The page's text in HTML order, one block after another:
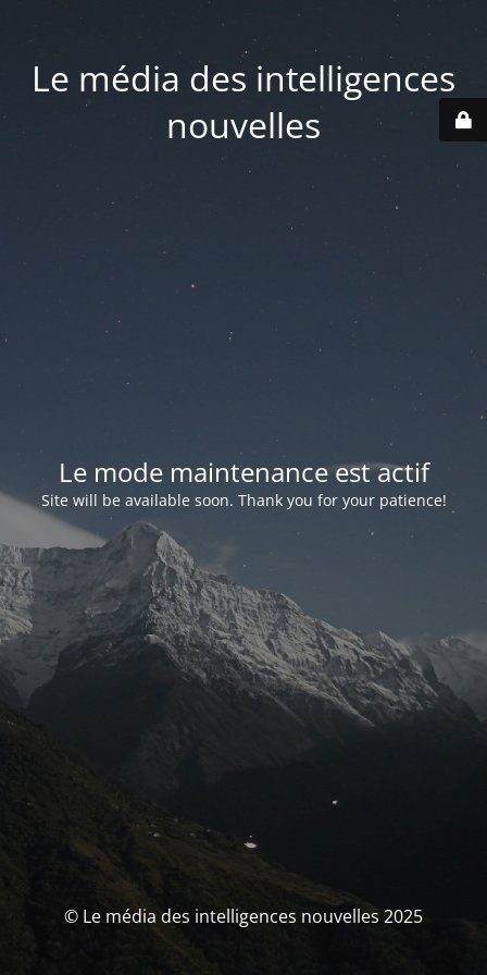
Le média des intelligences
nouvelles
Le mode maintenance est actif
Site will be available soon. Thank you for your patience!
© Le média des intelligences nouvelles 2025